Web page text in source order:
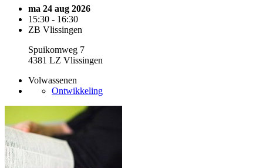
ma 24 aug 2026
15:30 - 16:30
ZB Vlissingen
Spuikomweg 7
4381 LZ Vlissingen
Volwassenen
Ontwikkeling